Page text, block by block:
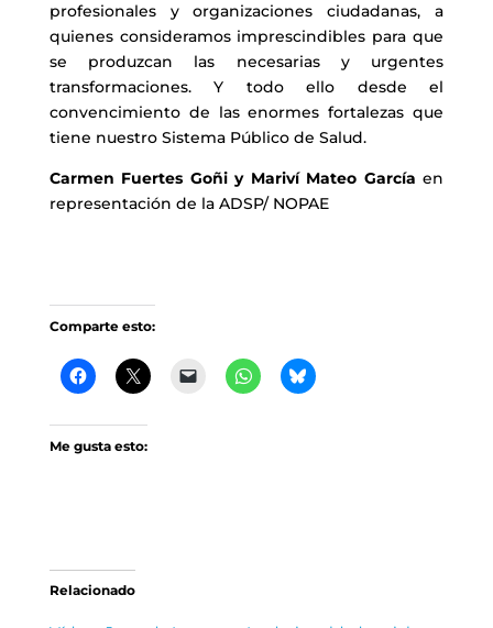
profesionales y organizaciones ciudadanas, a
quienes consideramos imprescindibles para que
se produzcan las necesarias y urgentes
transformaciones. Y todo ello desde el
convencimiento de las enormes fortalezas que
tiene nuestro Sistema Público de Salud.
Carmen Fuertes Goñi y Mariví Mateo García en
representación de la ADSP/ NOPAE
Comparte esto:
Me gusta esto:
Relacionado